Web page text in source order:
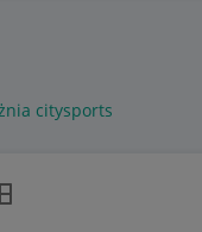
citysports
siatki